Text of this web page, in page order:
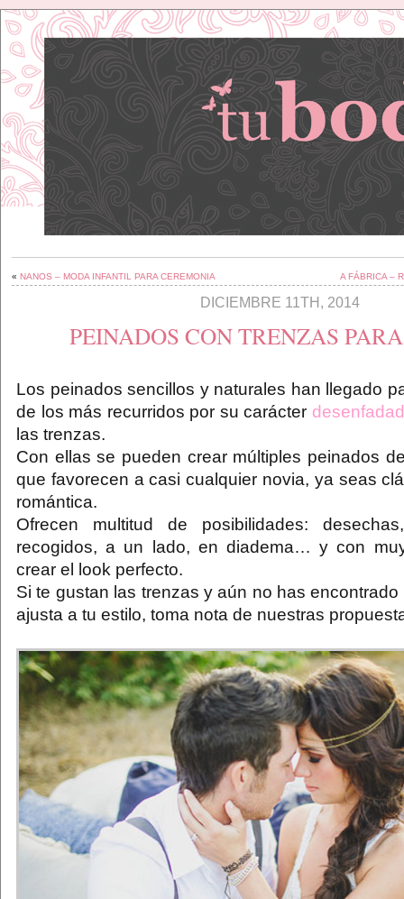
« NANOS – MODA INFANTIL PARA CEREMONIA A FÁBRICA –
DICIEMBRE 11TH, 2014
PEINADOS CON TRENZAS
Los peinados sencillos y naturales han llegado
de los más recurridos por su carácter
las trenzas.
Con ellas se pueden crear múltiples peinados
que favorecen a casi cualquier novia, ya seas
romántica.
Ofrecen multitud de posibilidades:
recogidos, a un lado, en diadema… y con
crear el look perfecto.
Si te gustan las trenzas y aún no has
ajusta a tu estilo, toma nota de nuestras